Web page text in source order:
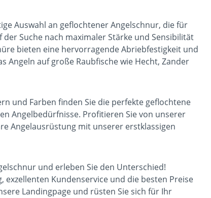
Auswahl an geflochtener Angelschnur, die für
Suche nach maximaler Stärke und Sensibilität
bieten eine hervorragende Abriebfestigkeit und
Angeln auf große Raubfische wie Hecht, Zander
und Farben finden Sie die perfekte geflochtene
Angelbedürfnisse. Profitieren Sie von unserer
Angelausrüstung mit unserer erstklassigen
und erleben Sie den Unterschied!
exzellenten Kundenservice und die besten Preise
Landingpage und rüsten Sie sich für Ihr